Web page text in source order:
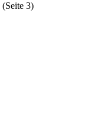
(Seite 3)